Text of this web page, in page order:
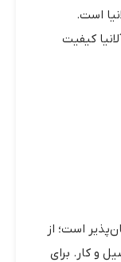
است.
کیفیت
است؛ از
و کار. برای